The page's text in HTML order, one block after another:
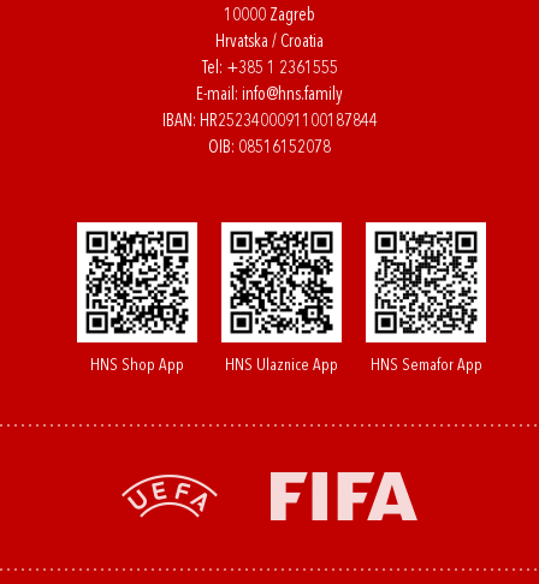
10000 Zagreb
Hrvatska / Croatia
Tel: +385 1 2361555
E-mail: info@hns.family
IBAN: HR2523400091100187844
OIB: 08516152078
HNS Shop App HNS Ulaznice App HNS Semafor App